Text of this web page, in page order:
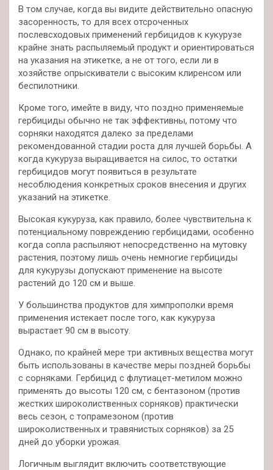
В том случае, когда вы видите действительно опасную
засоренность, то для всех отсроченных
послевсходовых применений гербицидов к кукурузе
крайне знать распыляемый продукт и ориентироваться
на указания на этикетке, а не от того, если ли в
хозяйстве опрыскиватели с высоким клиренсом или
беспилотники.
Кроме того, имейте в виду, что поздно применяемые
гербициды обычно не так эффективны, потому что
сорняки находятся далеко за пределами
рекомендованной стадии роста для лучшей борьбы. А
когда кукуруза выращивается на силос, то остатки
гербицидов могут появиться в результате
несоблюдения конкретных сроков внесения и других
указаний на этикетке.
Высокая кукуруза, как правило, более чувствительна к
потенциальному повреждению гербицидами, особенно
когда сопла распыляют непосредственно на мутовку
растения, поэтому лишь очень немногие гербициды
для кукурузы допускают применение на высоте
растений до 120 см и выше.
У большинства продуктов для химпрополки время
применения истекает после того, как кукуруза
вырастает 90 см в высоту.
Однако, по крайней мере три активных вещества могут
быть использованы в качестве меры поздней борьбы
с сорняками. Гербицид с флутиацет-метилом можно
применять до высоты 120 см, с бентазоном (против
жестких широколиственных сорняков) практически
весь сезон, с топрамезоном (против
широколиственных и травянистых сорняков) за 25
дней до уборки урожая.
Логичным выглядит включить соответствующие